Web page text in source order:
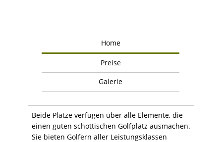
Home
Preise
Galerie
Beide Plätze verfügen über alle Elemente, die
einen guten schottischen Golfplatz ausmachen.
Sie bieten Golfern aller Leistungsklassen